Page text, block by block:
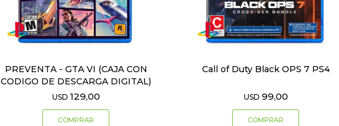
PREVENTA - GTA VI (CAJA CON
CODIGO DE DESCARGA DIGITAL)
USD 129,00
Call of Duty Black OPS 7 PS4
USD 99,00